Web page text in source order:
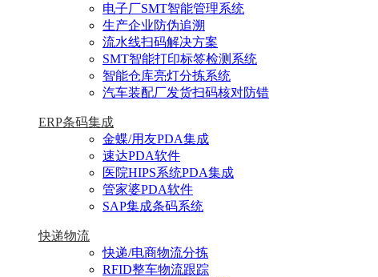
电子厂SMT智能管理系统
生产企业防伪追溯
流水线扫码解决方案
SMT智能打印标签检测系统
智能仓库亮灯分拣系统
汽车装配厂发货扫码核对防错
ERP条码集成
金蝶/用友PDA集成
速达PDA软件
医院HIPS系统PDA集成
管家婆PDA软件
SAP集成条码系统
快递物流
快递/电商物流分拣
RFID整车物流跟踪